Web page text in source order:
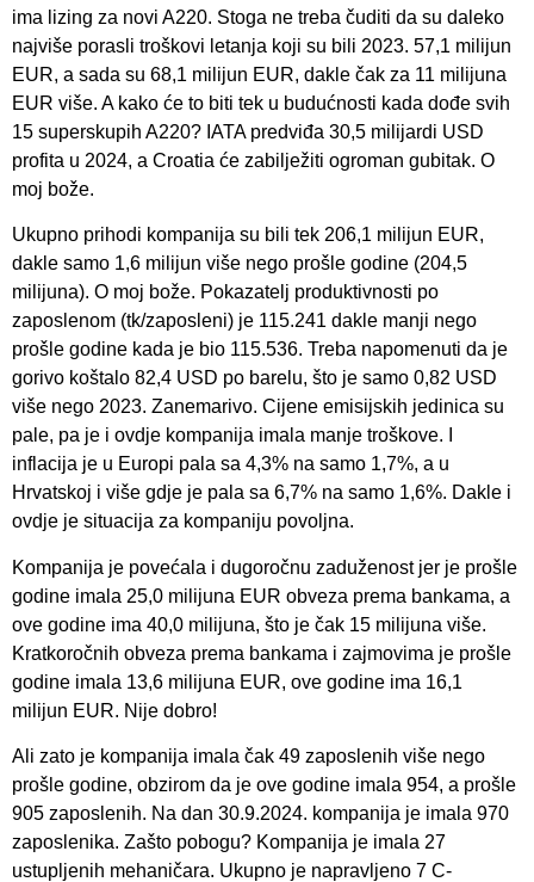
ima lizing za novi A220. Stoga ne treba čuditi da su daleko
najviše porasli troškovi letanja koji su bili 2023. 57,1 milijun
EUR, a sada su 68,1 milijun EUR, dakle čak za 11 milijuna
EUR više. A kako će to biti tek u budućnosti kada dođe svih
15 superskupih A220? IATA predviđa 30,5 milijardi USD
profita u 2024, a Croatia će zabilježiti ogroman gubitak. O
moj bože.
Ukupno prihodi kompanija su bili tek 206,1 milijun EUR,
dakle samo 1,6 milijun više nego prošle godine (204,5
milijuna). O moj bože. Pokazatelj produktivnosti po
zaposlenom (tk/zaposleni) je 115.241 dakle manji nego
prošle godine kada je bio 115.536. Treba napomenuti da je
gorivo koštalo 82,4 USD po barelu, što je samo 0,82 USD
više nego 2023. Zanemarivo. Cijene emisijskih jedinica su
pale, pa je i ovdje kompanija imala manje troškove. I
inflacija je u Europi pala sa 4,3% na samo 1,7%, a u
Hrvatskoj i više gdje je pala sa 6,7% na samo 1,6%. Dakle i
ovdje je situacija za kompaniju povoljna.
Kompanija je povećala i dugoročnu zaduženost jer je prošle
godine imala 25,0 milijuna EUR obveza prema bankama, a
ove godine ima 40,0 milijuna, što je čak 15 milijuna više.
Kratkoročnih obveza prema bankama i zajmovima je prošle
godine imala 13,6 milijuna EUR, ove godine ima 16,1
milijun EUR. Nije dobro!
Ali zato je kompanija imala čak 49 zaposlenih više nego
prošle godine, obzirom da je ove godine imala 954, a prošle
905 zaposlenih. Na dan 30.9.2024. kompanija je imala 970
zaposlenika. Zašto pobogu? Kompanija je imala 27
ustupljenih mehaničara. Ukupno je napravljeno 7 C-